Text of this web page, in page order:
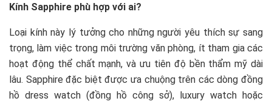
Kính Sapphire phù hợp với ai?
Loại kính này lý tưởng cho những người yêu thích sự sang
trọng, làm việc trong môi trường văn phòng, ít tham gia các
hoạt động thể chất mạnh, và ưu tiên độ bền thẩm mỹ dài
lâu. Sapphire đặc biệt được ưa chuộng trên các dòng đồng
hồ dress watch (đồng hồ công sở), luxury watch hoặc